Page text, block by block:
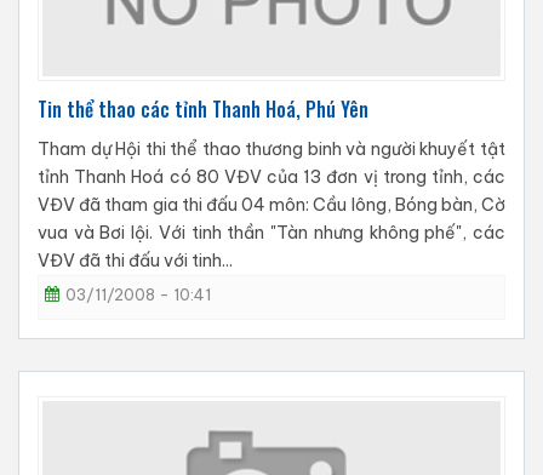
Tin thể thao các tỉnh Thanh Hoá, Phú Yên
Tham dự Hội thi thể thao thương binh và người khuyết tật
tỉnh Thanh Hoá có 80 VĐV của 13 đơn vị trong tỉnh, các
VĐV đã tham gia thi đấu 04 môn: Cầu lông, Bóng bàn, Cờ
vua và Bơi lội. Với tinh thần "Tàn nhưng không phế", các
VĐV đã thi đấu với tinh...
03/11/2008 - 10:41